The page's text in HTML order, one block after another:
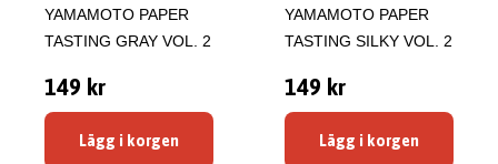
YAMAMOTO PAPER
TASTING GRAY VOL. 2
149 kr
Lägg i korgen
YAMAMOTO PAPER
TASTING SILKY VOL. 2
149 kr
Lägg i korgen